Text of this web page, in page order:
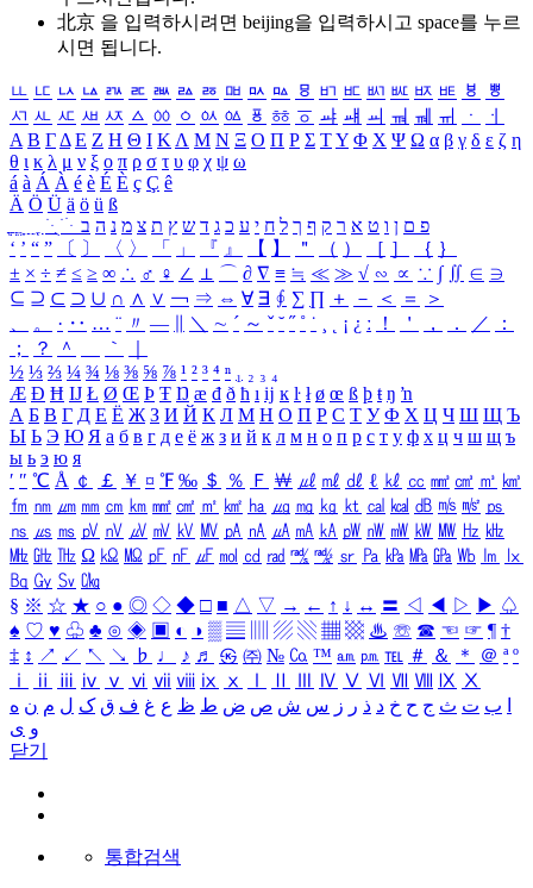
北京 을 입력하시려면 beijing을 입력하시고 space를 누르
시면 됩니다.
ㅥ ㅦ ㅧ ㅨ ㅩ ㅪ ㅫ ㅬ ㅭ ㅮ ㅯ ㅰ ㅱ ㅲ ㅳ ㅴ ㅵ ㅶ ㅷ ㅸ
ㅹ
ㅺ ㅻ ㅼ ㅽ ㅾ ㅿ ㆀ ㆁ ㆂ ㆃ ㆄ ㆅ ㆆ ㆇ ㆈ ㆉ ㆊ ㆋ ㆌ ㆍ
ㆎ
Α Β ΓΔ Ε Ζ Η Θ Ι ΚΛ Μ Ν Ξ Ο Π Ρ Σ ΤΥ Φ Χ Ψ Ω α β γ δ ε ζ η
θ ι κ λ μ ν ξ ο π ρ σ τ υ φ χ ψ ω
á à Á À é è É È ç Ç ê
Ä Ö Ü ä ö ü ß
ִֶֹ ֻּ ׁׂ פ ם ן ו ט א ר ק ף ך ל ח י ע כ ג ד ש ץ ת צ מ נ ה ב
‘ ’ “ ” 〔 〕 〈 〉 「 」 『 』 【 】 ＂ （ ） ［ ］ ｛ ｝
± × ÷ ≠ ≤ ≥ ∞ ∴ ♂ ♀ ∠ ⊥ ⌒ ∂ ∇ ≡ ≒ ≪ ≫ √ ∽ ∝ ∵ ∫ ∬ ∈ ∋
⊆ ⊇ ⊂ ⊃ ∪ ∩ ∧ ∨ ￢ ⇒ ⇔ ∀ ∃ ∮ ∑ ∏ ＋ － ＜ ＝
＞
、
。 · ‥ … ¨ 〃 ― ＼ ∼ ´ ～ ˇ ˘ ˝ ˚ ˙ ¸ ¡ ¿ ː ！ ＇ ， ． ／
：
；
？ ＾ ｀
½ ⅓ ⅔ ¼ ¾ ⅛ ⅜ ⅝ ⅞ ¹ ² ³ ⁴ ⁿ ₁ ₂ ₃ ₄
Æ Ð Ħ Ĳ Ł Ø Œ Þ Ŧ Ŋ æ đ ð ħ ı ĳ ĸ ŀ ł ø œ ß þ ŧ ŋ ŉ
А Б В Г Д Е Ё Ж З И Й К Л М Н О П Р С Т У Ф Х Ц Ч Ш Щ Ъ
Ы Ь Э Ю Я а б в г д е ё ж з и й к л м н о п р с т у ф х ц ч ш щ ъ
ы ь э ю я
′ ″ ℃ Å ￠ ￡ ￥ ¤ ℉ ‰ ＄ ％ Ｆ ￦ ㎕ ㎖ ㎗ ℓ ㎘ ㏄ ㎣ ㎤ ㎥ ㎦
㎙ ㎚ ㎛ ㎜ ㎝ ㎞ ㎟ ㎠ ㎡ ㎢ ㏊ ㎍ ㎎ ㎏ ㏏ ㎈ ㎉ ㏈ ㎧ ㎨ ㎰
㎱ ㎲ ㎳ ㎴ ㎵ ㎶ ㎷ ㎸ ㎹ ㎀ ㎁ ㎂ ㎃ ㎄ ㎺ ㎻ ㎽ ㎾ ㎿ ㎐ ㎑
㎒ ㎓ ㎔ Ω ㏀ ㏁ ㎊ ㎋ ㎌ ㏖ ㏅ ㎭ ㎮ ㎯ ㏛ ㎩ ㎪ ㎫ ㎬ ㏝ ㏐
㏓
㏃ ㏉ ㏜ ㏆
§ ※ ☆ ★ ○ ● ◎ ◇ ◆ □ ■ △ ▽ → ← ↑ ↓ ↔ 〓 ◁ ◀ ▷ ▶ ♤
♠ ♡ ♥ ♧ ♣ ⊙ ◈ ▣ ◐ ◑ ▒ ▤ ▨ ▧ ▦ ▩ ♨ ☏ ☎ ☜ ☞ ¶ †
‡ ↕ ↗ ↙ ↖ ↘ ♭ ♩ ♪ ♬ ㉿ ㈜ № ㏇ ™ ㏂ ㏘ ℡ ＃ ＆ ＊ ＠ ª º
ⅰ
ⅱ ⅲ ⅳ ⅴ ⅵ ⅶ ⅷ ⅸ ⅹ Ⅳ Ⅴ Ⅵ Ⅶ Ⅷ Ⅸ Ⅹ
ب ت ث ج ح خ د ذ ر ز س ش ص ض ط ظ ع غ ف ق ک ل م ن ه
و ی
닫기
통합검색